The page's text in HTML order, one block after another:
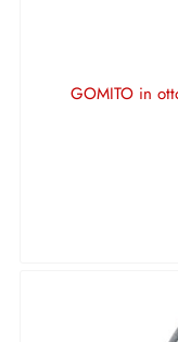
GOMITO in